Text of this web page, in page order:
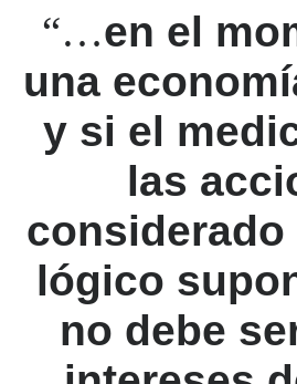
“…en el
una
y si el
las
lógico
no debe